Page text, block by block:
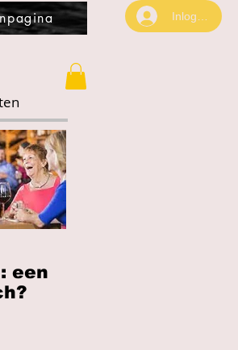
Inloggen
een